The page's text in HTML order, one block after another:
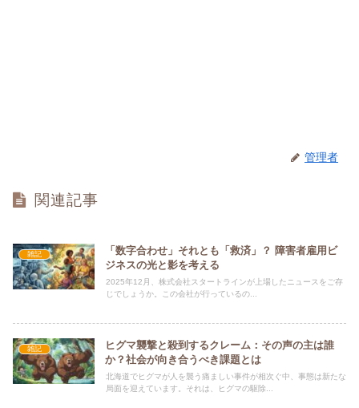
管理者
関連記事
雑記
「数字合わせ」それとも「救済」？ 障害者雇用ビ
ジネスの光と影を考える
2025年12月、株式会社スタートラインが上場したニュースをご存
じでしょうか。この会社が行っているの...
雑記
ヒグマ襲撃と殺到するクレーム：その声の主は誰
か？社会が向き合うべき課題とは
北海道でヒグマが人を襲う痛ましい事件が相次ぐ中、事態は新たな
局面を迎えています。それは、ヒグマの駆除...